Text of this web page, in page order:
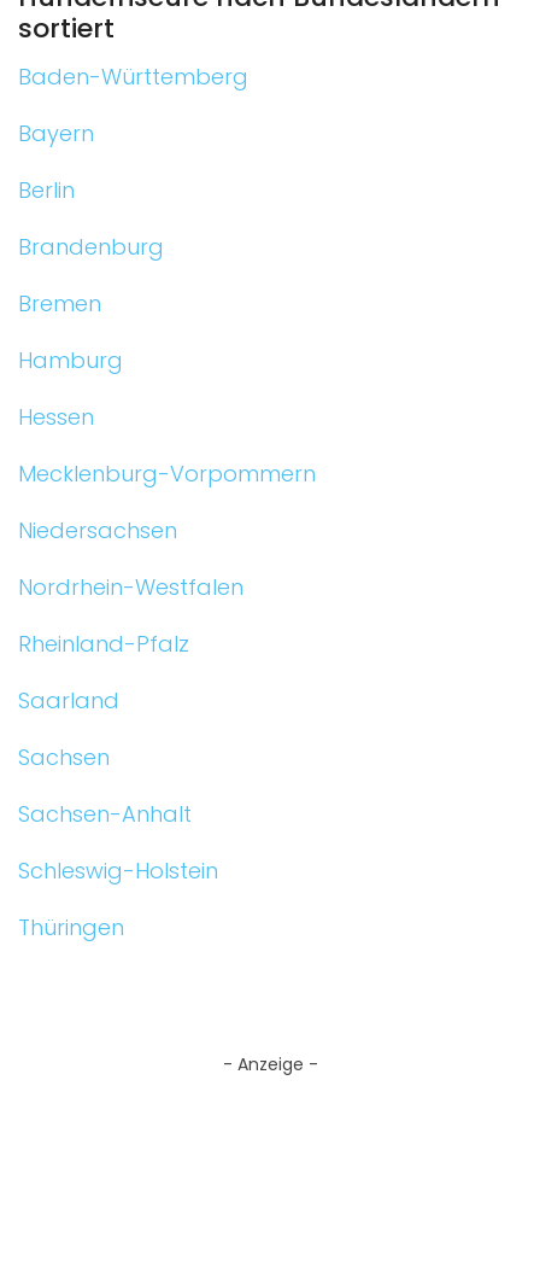
sortiert
Baden-Württemberg
Bayern
Berlin
Brandenburg
Bremen
Hamburg
Hessen
Mecklenburg-Vorpommern
Niedersachsen
Nordrhein-Westfalen
Rheinland-Pfalz
Saarland
Sachsen
Sachsen-Anhalt
Schleswig-Holstein
Thüringen
- Anzeige -